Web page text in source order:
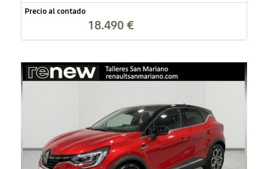
Precio al contado
18.490 €